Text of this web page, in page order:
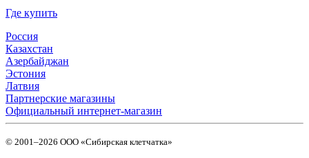
Где купить
Россия
Казахстан
Азербайджан
Эстония
Латвия
Партнерские магазины
Официальный интернет-магазин
© 2001–2026 ООО «Сибирская клетчатка»